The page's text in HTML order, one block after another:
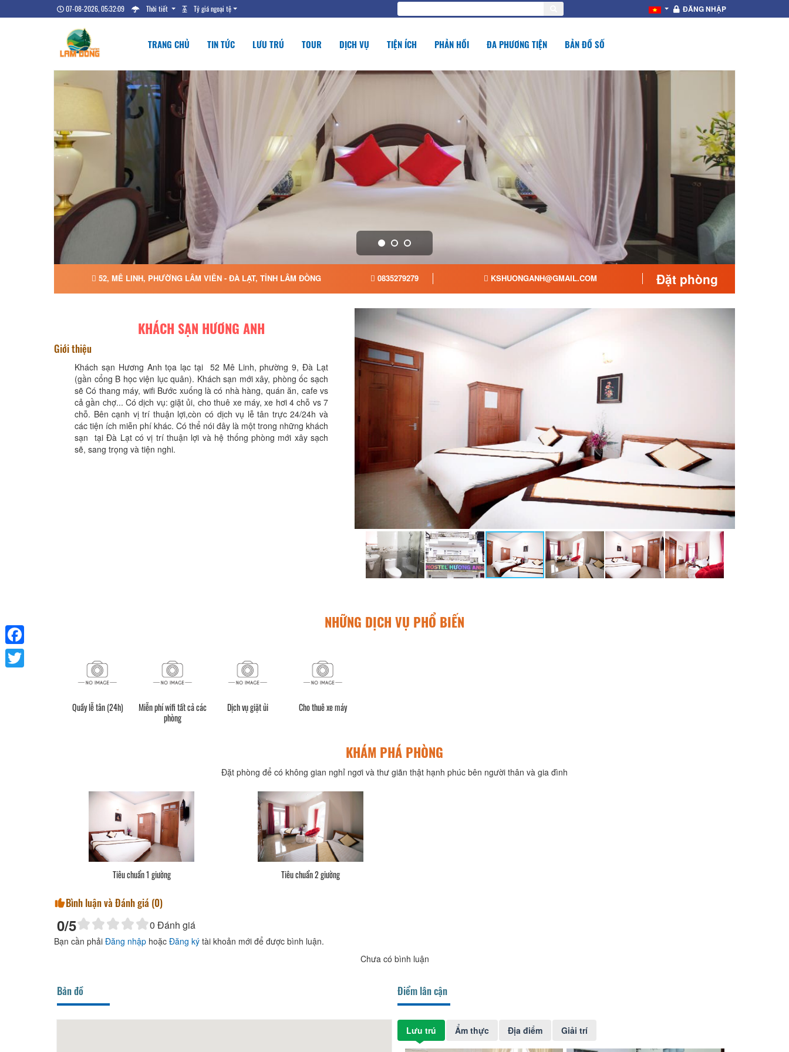
07-08-2026, 05:32:10 Thời tiết Tỷ giá ngoại tệ ĐĂNG NHẬP
TRANG CHỦ TIN TỨC LƯU TRÚ TOUR DỊCH VỤ TIỆN ÍCH PHẢN HỒI ĐA PHƯƠNG TIỆN BẢN ĐỒ SỐ
52, MÊ LINH, PHƯỜNG LÂM VIÊN - ĐÀ LẠT, TỈNH LÂM ĐỒNG 0835279279 KSHUONGANH@GMAIL.COM Đặt phòng
KHÁCH SẠN HƯƠNG ANH
Giới thiệu
Khách sạn Hương Anh tọa lạc tại 52 Mê Linh, phường 9, Đà Lạt
(gần cổng B học viện lục quân). Khách sạn mới xây, phòng ốc sạch
sẽ Có thang máy, wifi Bước xuống là có nhà hàng, quán ăn, cafe vs
cả gần chợ... Có dịch vụ: giặt ủi, cho thuê xe máy, xe hơi 4 chỗ vs 7
chỗ. Bên cạnh vị trí thuận lợi,còn có dịch vụ lễ tân trực 24/24h và
các tiện ích miễn phí khác. Có thể nói đây là một trong những khách
sạn tại Đà Lạt có vị trí thuận lợi và hệ thống phòng mới xây sạch
sẽ, sang trọng và tiện nghi.
NHỮNG DỊCH VỤ PHỔ BIẾN
Quầy lễ tân (24h)
Miễn phí wifi tất cả các
phòng
Dịch vụ giặt ủi Cho thuê xe máy
KHÁM PHÁ PHÒNG
Đặt phòng để có không gian nghỉ ngơi và thư giãn thật hạnh phúc bên người thân và gia đình
Tiêu chuẩn 1 giường Tiêu chuẩn 2 giường
Bình luận và Đánh giá (0)
0/5 0 Đánh giá
Bạn cần phải Đăng nhập hoặc Đăng ký tài khoản mới để được bình luận.
Chưa có bình luận
Bản đồ Điểm lân cận
Lưu trú Ẩm thực Địa điểm Giải trí
Facebook